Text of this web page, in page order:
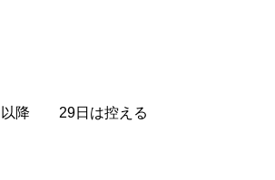
降 29日は控える